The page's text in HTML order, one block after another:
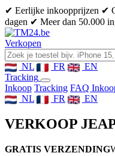
✔ Eerlijke inkoopprijzen ✔
dagen ✔ Meer dan 50.000
Verkopen
NL FR
EN
Tracking
Inkoop Tracking FAQ
NL
FR EN
VERKOOP JE
GRATIS VERZENDING